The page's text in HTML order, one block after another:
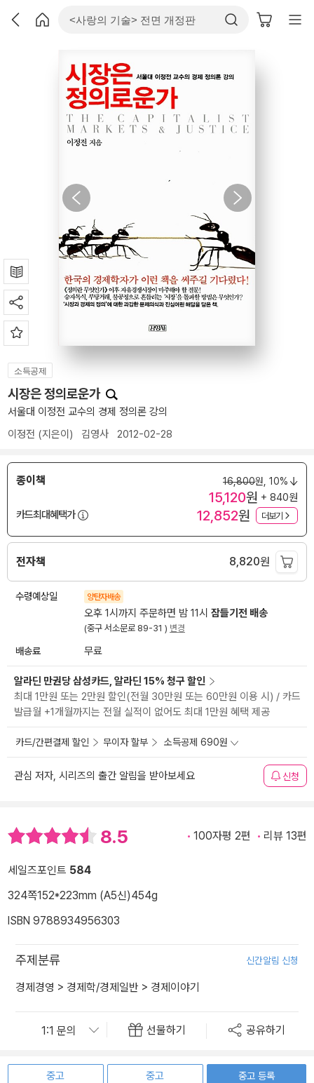
소득공제
시장은 정의로운가
서울대 이정전 교수의 경제 정의론 강의
이정전 (지은이) 김영사 2012-02-28
종이책 16,800원, 10%
15,120원 + 840원
카드최대혜택가
12,852원 더보기
전자책 8,820원
수령예상일 양탄자배송
오후 1시까지 주문하면 밤 11시 잠들기전 배송
(중구 서소문로 89-31 ) 변경
배송료 무료
알라딘 만권당 삼성카드, 알라딘 15% 청구 할인
최대 1만원 또는 2만원 할인(전월 30만원 또는 60만원 이용 시) / 카드
발급월 +1개월까지는 전월 실적이 없어도 최대 1만원 혜택 제공
카드/간편결제 할인 무이자 할부 소득공제 690원
관심 저자, 시리즈의 출간 알림을 받아보세요 신청
8.5 100자평 2편 리뷰 13편
세일즈포인트 584
324쪽152*223mm (A5신)454g
ISBN 9788934956303
주제분류 신간알림 신청
경제경영 > 경제학/경제일반 > 경제이야기
선물하기 공유하기
중고
중고
중고 등록